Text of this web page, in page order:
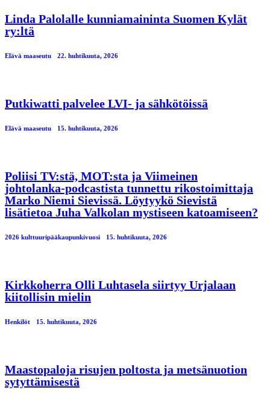
Linda Palolalle kunniamaininta Suomen Kylät
ry:ltä
Elävä maaseutu 22. huhtikuuta, 2026
Putkiwatti palvelee LVI- ja sähkötöissä
Elävä maaseutu 15. huhtikuuta, 2026
Poliisi TV:stä, MOT:sta ja Viimeinen
johtolanka-podcastista tunnettu rikostoimittaja
Marko Niemi Sievissä. Löytyykö Sievistä
lisätietoa Juha Valkolan mystiseen katoamiseen?
2026 kulttuuripääkaupunkivuosi 15. huhtikuuta, 2026
Kirkkoherra Olli Luhtasela siirtyy Urjalaan
kiitollisin mielin
Henkilöt 15. huhtikuuta, 2026
Maastopaloja risujen poltosta ja metsänuotion
sytyttämisestä